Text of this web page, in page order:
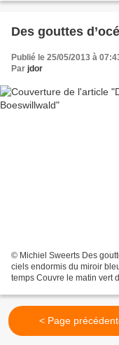
Des gouttes
Publié le 25/05/2013 à
Par jdor
© Michiel Sweerts Des
ciels endormis du miroir
temps Couvre le matin vert
< Page